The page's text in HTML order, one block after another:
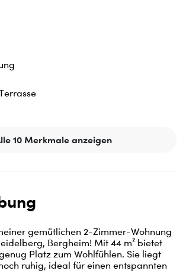
10 Merkmale anzeigen
gemütlichen 2-Zimmer-Wohnung
Bergheim! Mit 44 m² bietet
Platz zum Wohlfühlen. Sie liegt
ruhig, ideal für einen entspannten